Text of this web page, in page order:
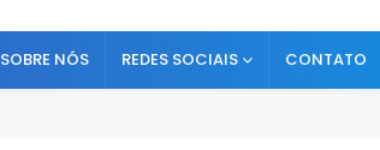
SOBRE NÓS REDES SOCIAIS CONTATO